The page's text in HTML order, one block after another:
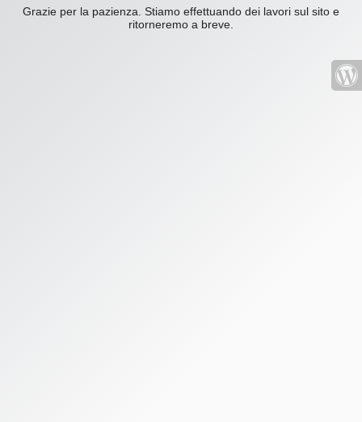
Grazie per la pazienza. Stiamo effettuando dei lavori sul sito e
ritorneremo a breve.